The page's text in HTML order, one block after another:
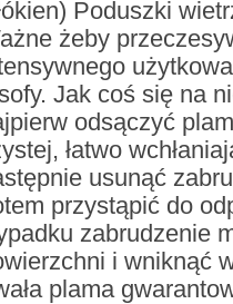
Poduszki
żeby
Jak coś się na
odsączyć
łatwo
usunąć
przystąpić do
zabrudzenie
i wniknąć
plama